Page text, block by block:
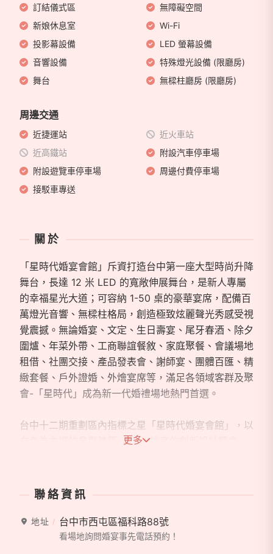
訂結儀式區
無障礙空間
新娘休息室
Wi-Fi
投影幕設備
LED 螢幕設備
音響設備
特殊燈光設備 (限廳房)
舞台
無樑柱廳房 (限廳房)
周邊交通
近捷運站
近火車站
近高鐵站
附設汽車停車場
附設遊覽車停車場
周邊付費停車場
接駁車專送
關於
「星時代婚宴會館」斥資打造台中第一座大型時尚升降
舞台，長達 12 米 LED 的寬敞伸展舞台，是新人專屬
的幸福星光大道；可容納 1-50 桌的豪華宴席，配備百
萬燈光音響、無樑柱格局，創造極致炫麗聲光秀感受視
覺震撼。無論婚宴、文定、生日壽宴、尾牙春酒、除夕
圍爐、年菜外帶、工商聯誼餐敘、家庭聚餐、會議場地
租借、社團交接、產品發表會、謝師宴、團體百匯、精
緻套餐、戶外證婚、外燴宴席等，滿足各領域客群及聚
會-「星時代」成為新一代婚禮場地熱門首選。
台中十二期重劃區內指標之星「星時代婚宴會館」，以
白色為主調的星型建築，13 米挑高的創新設計概念，
提供量身打造體驗方案，提供全方位婚宴專業諮詢與服
企劃、滿足新人婚宴流程的種種需求。
更多
聯絡資訊
地址 台中市西屯區福科路88號
看場地詢問婚宴事先電話預約！